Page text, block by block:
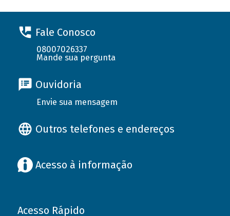
Fale Conosco
08007026337
Mande sua pergunta
Ouvidoria
Envie sua mensagem
Outros telefones e endereços
Acesso à informação
Acesso Rápido